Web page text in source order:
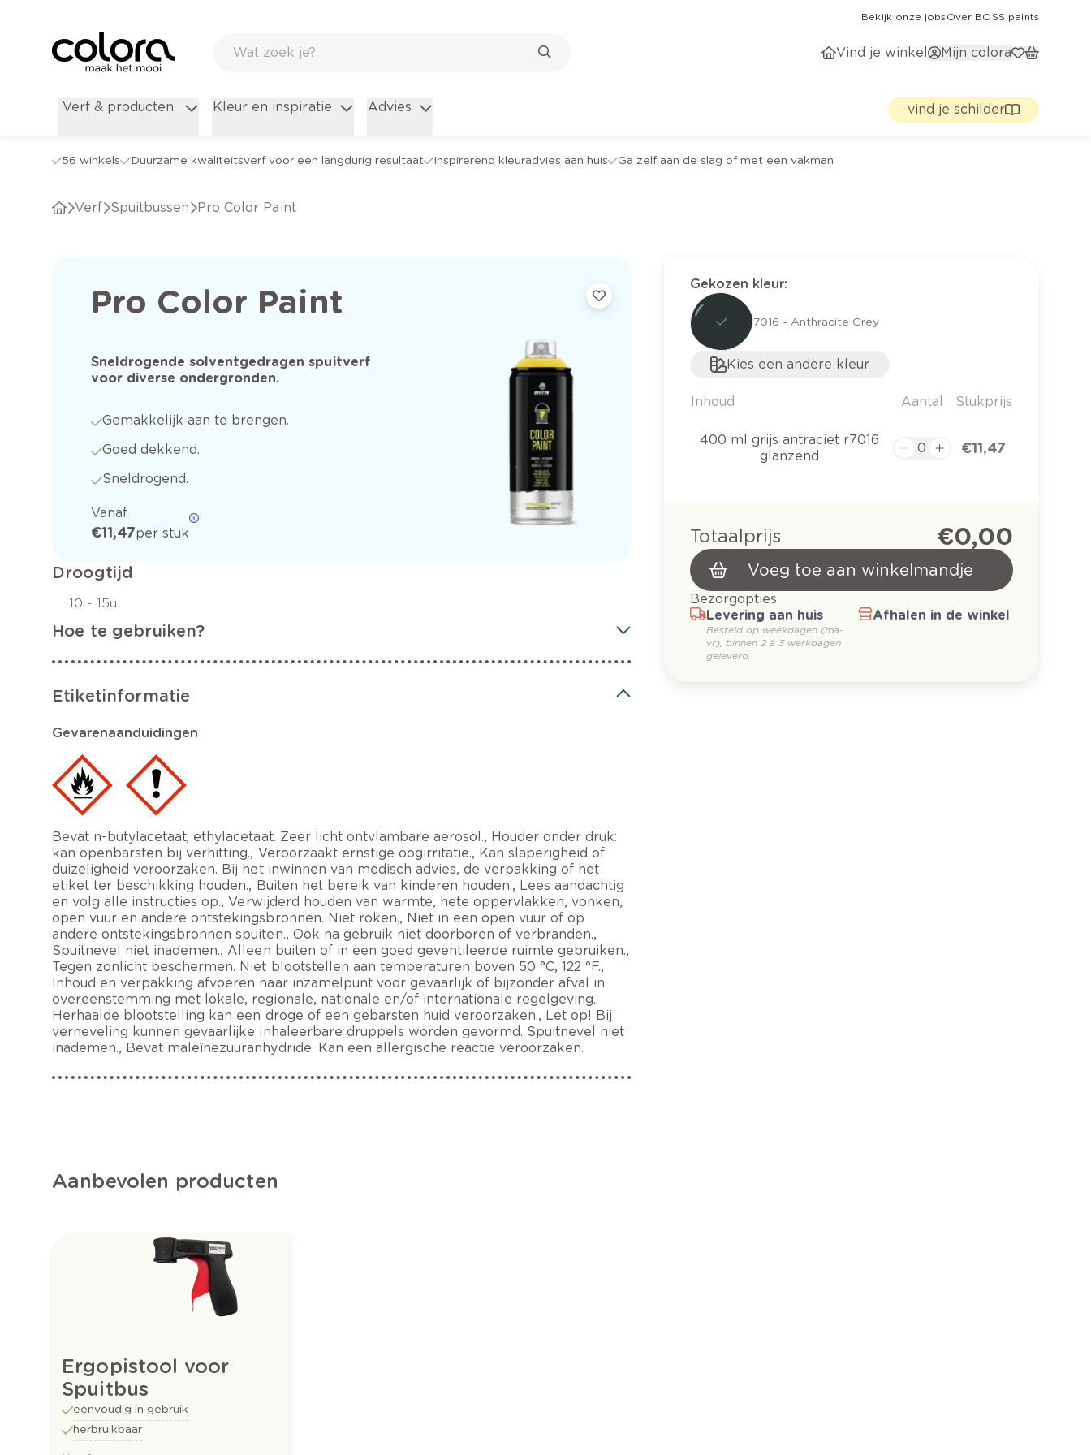
Bekijk onze jobs Over BOSS paints
Vind je winkel Mijn colora
Verf & producten Kleur en inspiratie Advies vind je schilder
56 winkels Duurzame kwaliteitsverf voor een langdurig resultaat Inspirerend kleuradvies aan huis Ga zelf aan de slag of met een vakman
Verf Spuitbussen Pro Color Paint
Pro Color Paint
Sneldrogende solventgedragen spuitverf
voor diverse ondergronden.
Gemakkelijk aan te brengen.
Goed dekkend.
Sneldrogend.
Vanaf
€ 11,47per stuk
Droogtijd
10 - 15u
Hoe te gebruiken?
Etiketinformatie
Gevarenaanduidingen
Bevat n-butylacetaat; ethylacetaat. Zeer licht ontvlambare aerosol., Houder onder druk:
kan openbarsten bij verhitting., Veroorzaakt ernstige oogirritatie., Kan slaperigheid of
duizeligheid veroorzaken. Bij het inwinnen van medisch advies, de verpakking of het
etiket ter beschikking houden., Buiten het bereik van kinderen houden., Lees aandachtig
en volg alle instructies op., Verwijderd houden van warmte, hete oppervlakken, vonken,
open vuur en andere ontstekingsbronnen. Niet roken., Niet in een open vuur of op
andere ontstekingsbronnen spuiten., Ook na gebruik niet doorboren of verbranden.,
Spuitnevel niet inademen., Alleen buiten of in een goed geventileerde ruimte gebruiken.,
Tegen zonlicht beschermen. Niet blootstellen aan temperaturen boven 50 °C, 122 °F.,
Inhoud en verpakking afvoeren naar inzamelpunt voor gevaarlijk of bijzonder afval in
overeenstemming met lokale, regionale, nationale en/of internationale regelgeving.
Herhaalde blootstelling kan een droge of een gebarsten huid veroorzaken., Let op! Bij
verneveling kunnen gevaarlijke inhaleerbare druppels worden gevormd. Spuitnevel niet
inademen., Bevat maleïnezuuranhydride. Kan een allergische reactie veroorzaken.
Gekozen kleur:
7016 - Anthracite Grey
Kies een andere kleur
Inhoud Aantal Stukprijs
400 ml grijs antraciet r7016
glanzend
€ 11,47
Totaalprijs € 0,00
Voeg toe aan winkelmandje
Bezorgopties
Levering aan huis
Besteld op weekdagen (ma-
vr), binnen 2 à 3 werkdagen
geleverd.
Afhalen in de winkel
Aanbevolen producten
Ergopistool voor
Spuitbus
eenvoudig in gebruik
herbruikbaar